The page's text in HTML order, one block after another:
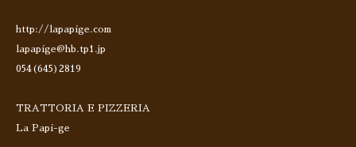
http://lapapige.com
lapapige@hb.tp1.jp
054(645)2819
TRATTORIA E PIZZERIA
La Papi-ge